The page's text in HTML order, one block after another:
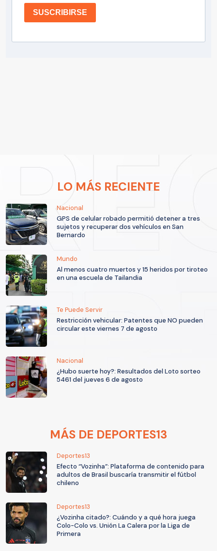
SUSCRIBIRSE
LO MÁS RECIENTE
Nacional
GPS de celular robado permitió detener a tres
sujetos y recuperar dos vehículos en San
Bernardo
Mundo
Al menos cuatro muertos y 15 heridos por tiroteo
en una escuela de Tailandia
Te Puede Servir
Restricción vehicular: Patentes que NO pueden
circular este viernes 7 de agosto
Nacional
¿Hubo suerte hoy?: Resultados del Loto sorteo
5461 del jueves 6 de agosto
MÁS DE DEPORTES13
Deportes13
Efecto “Vozinha”: Plataforma de contenido para
adultos de Brasil buscaría transmitir el fútbol
chileno
Deportes13
¿Vozinha citado?: Cuándo y a qué hora juega
Colo-Colo vs. Unión La Calera por la Liga de
Primera